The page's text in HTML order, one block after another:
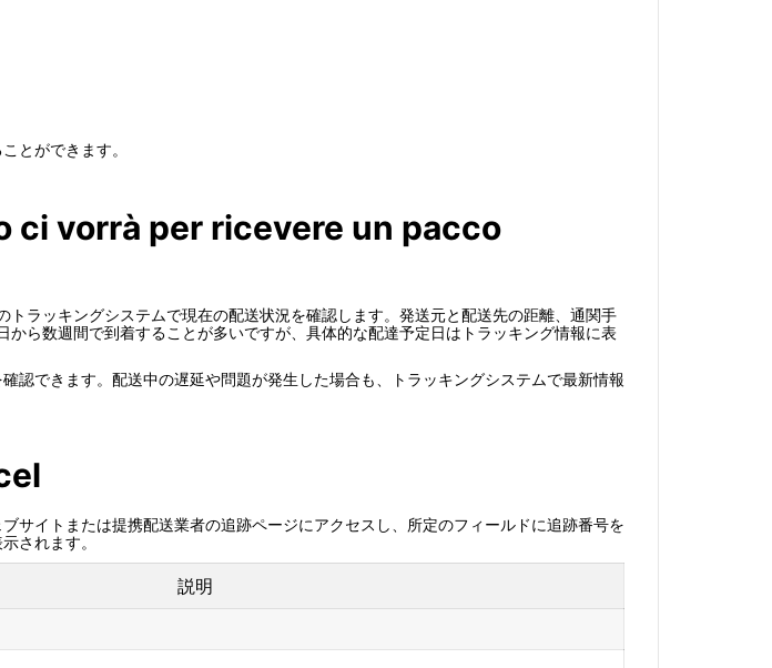
とができます。
ci vorrà per ricevere un pacco
ラッキングシステムで現在の配送状況を確認します。発送元と配送先の距離、通関手
ら数週間で到着することが多いですが、具体的な配達予定日はトラッキング情報に表
認できます。配送中の遅延や問題が発生した場合も、トラッキングシステムで最新情報
イトまたは提携配送業者の追跡ページにアクセスし、所定のフィールドに追跡番号を
されます。
説明